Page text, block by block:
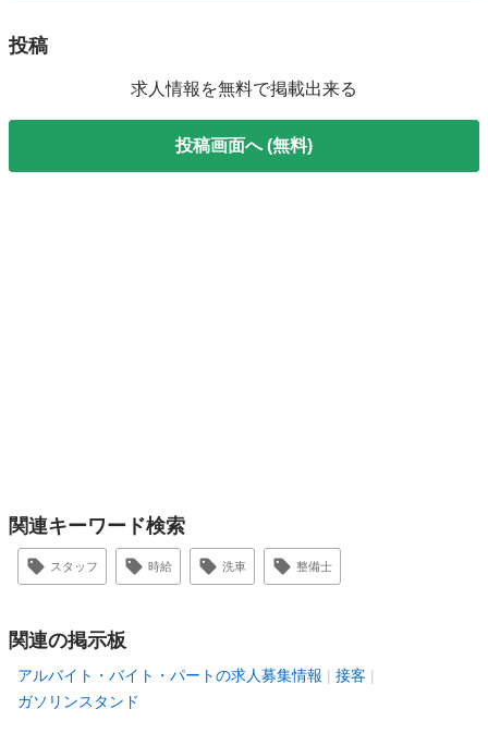
投稿
求人情報を無料で掲載出来る
投稿画面へ (無料)
関連キーワード検索
スタッフ 時給 洗車 整備士
関連の掲示板
アルバイト・バイト・パートの求人募集情報
接客
ガソリンスタンド